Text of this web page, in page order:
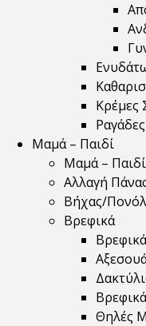
Κρέμες
Μαμά – Παιδί
Μαμά – Παιδί
Αλλαγή
Βήχας/
Βρεφικά
Βρεφικά
Θηλές